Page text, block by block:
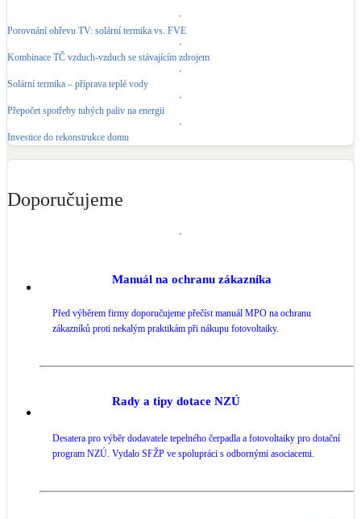
Porovnání ohřevu TV: solární termika vs. FVE
Kombinace TČ vzduch-vzduch se stávajícím zdrojem
Solární termika – příprava teplé vody
Přepočet spotřeby tuhých paliv na energii
Investice do rekonstrukce domu
Doporučujeme
Manuál na ochranu zákazníka
Před výběrem firmy doporučujeme přečíst manuál MPO na ochranu
zákazníků proti nekalým praktikám při nákupu fotovoltaiky.
Rady a tipy dotace NZÚ
Desatera pro výběr dodavatele tepelného čerpadla a fotovoltaiky pro dotační
program NZÚ. Vydalo SFŽP ve spolupráci s odbornými asociacemi.